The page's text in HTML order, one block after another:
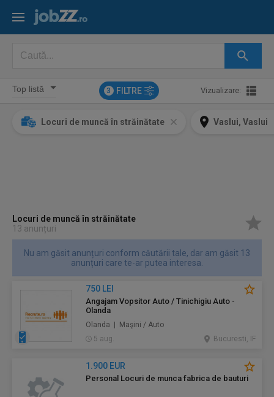
3 FILTRE Vizualizare:
Locuri de muncă în străinătate Vaslui, Vaslui
Locuri de muncă în străinătate
13 anunțuri
Nu am găsit anunțuri conform căutării tale, dar am găsit 13
anunțuri care te-ar putea interesa.
750 LEI
Angajam Vopsitor Auto / Tinichigiu Auto -
Olanda
Olanda | Maşini / Auto
5 aug.
Bucuresti, IF
1.900 EUR
Personal Locuri de munca fabrica de bauturi